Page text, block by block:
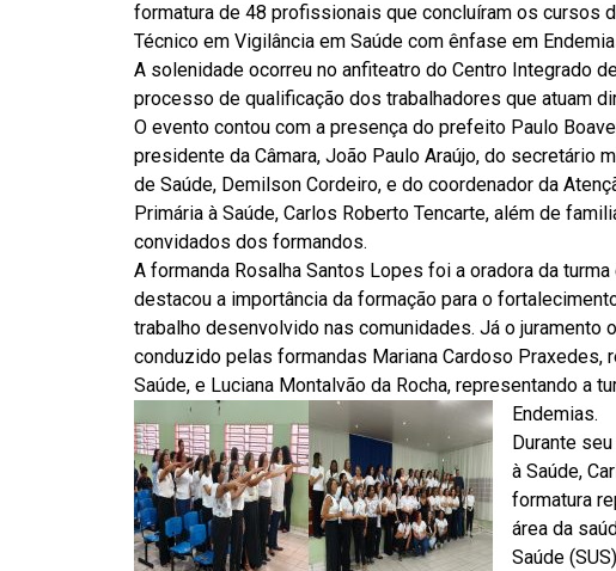
formatura de 48 profissionais que concluíram os cursos
Técnico em Vigilância em Saúde com ênfase em
A solenidade ocorreu no anfiteatro do Centro Integrado
processo de qualificação dos trabalhadores que atuam
O evento contou com a presença do prefeito Paulo
presidente da Câmara, João Paulo Araújo, do secretário
de Saúde, Demilson Cordeiro, e do coordenador da
Primária à Saúde, Carlos Roberto Tencarte, além de
convidados dos formandos.
A formanda Rosalha Santos Lopes foi a oradora da turma
destacou a importância da formação para o
trabalho desenvolvido nas comunidades. Já o juramento
conduzido pelas formandas Mariana Cardoso Praxedes,
Saúde, e Luciana Montalvão da Rocha, representando a
Endemias.
Durante
à Saúde,
formatura
área da
Saúde